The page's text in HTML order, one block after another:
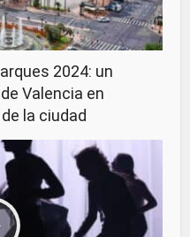
2024: un
Valencia en
la ciudad